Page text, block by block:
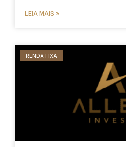
LEIA MAIS »
RENDA FIXA